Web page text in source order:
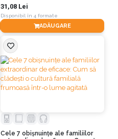
31,08 Lei
Disponibil în 4 formate
ADĂUGARE
Cele 7 obișnuințe ale familiilor